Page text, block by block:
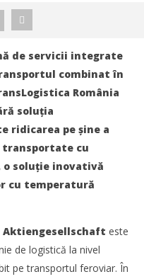
de servicii integrate
combinat în
România
soluția
ridicarea pe șine a
transportate cu
o soluţie inovativă
cu temperatură
Aktiengesellschaft este
de logistică la nivel
pe transportul feroviar. În